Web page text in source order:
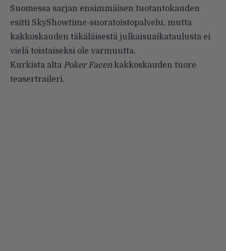
Suomessa sarjan ensimmäisen tuotantokauden
esitti SkyShowtime-suoratoistopalvelu, mutta
kakkoskauden täkäläisestä julkaisuaikataulusta ei
vielä toistaiseksi ole varmuutta.
Kurkista alta Poker Facenkakkoskauden tuore
teasertraileri.